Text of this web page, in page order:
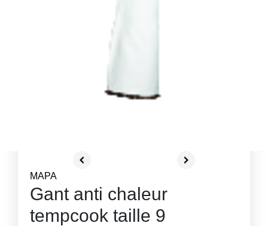
MAPA
Gant anti chaleur
tempcook taille 9